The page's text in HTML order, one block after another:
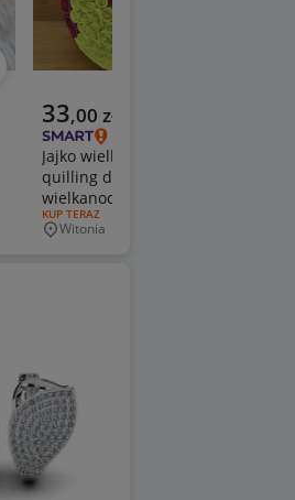
Aktualna cena
33,00 zł
Jajko wielkanocne
quilling dekoracja
wielkanocna 10cm
ozdoba świąteczna
RODZAJ OFERTY:
KUP TERAZ
Miejscowość
Witonia